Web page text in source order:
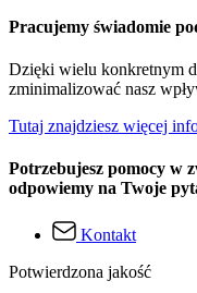
Pracujemy świadomie
Dzięki wielu konkretnym
zminimalizować nasz
Tutaj znajdziesz więcej
Potrzebujesz pomocy w
odpowiemy na Twoje
Kontakt
Potwierdzona jakość